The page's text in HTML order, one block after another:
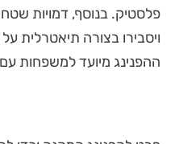
פלסטיק. בנוסף, דמויות שטח
ויסבירו בצורה תיאטרלית
ההפנינג מיועד למשפחות עם